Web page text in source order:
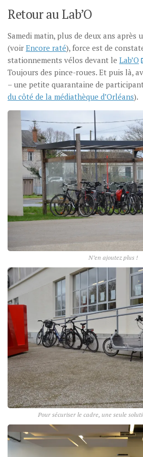
Retour au Lab’O
Samedi matin, plus de deux ans après
(voir Encore raté), force est de
stationnements vélos devant le Lab’O
Toujours des pince-roues. Et puis là,
– une petite quarantaine de
du côté de la médiathèque d’Orléans).
N’en ajoutez plus !
Pour sécuriser le cadre, une seule